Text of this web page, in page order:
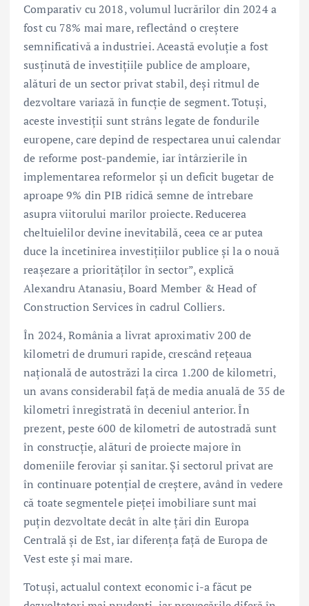
Comparativ cu 2018, volumul lucrărilor din 2024 a
fost cu 78% mai mare, reflectând o creștere
semnificativă a industriei. Această evoluție a fost
susținută de investițiile publice de amploare,
alături de un sector privat stabil, deși ritmul de
dezvoltare variază în funcție de segment. Totuși,
aceste investiții sunt strâns legate de fondurile
europene, care depind de respectarea unui calendar
de reforme post-pandemie, iar întârzierile în
implementarea reformelor și un deficit bugetar de
aproape 9% din PIB ridică semne de întrebare
asupra viitorului marilor proiecte. Reducerea
cheltuielilor devine inevitabilă, ceea ce ar putea
duce la încetinirea investițiilor publice și la o nouă
reașezare a priorităților în sector”, explică
Alexandru Atanasiu, Board Member & Head of
Construction Services în cadrul Colliers.
În 2024, România a livrat aproximativ 200 de
kilometri de drumuri rapide, crescând rețeaua
națională de autostrăzi la circa 1.200 de kilometri,
un avans considerabil față de media anuală de 35 de
kilometri înregistrată în deceniul anterior. În
prezent, peste 600 de kilometri de autostradă sunt
în construcție, alături de proiecte majore în
domeniile feroviar și sanitar. Și sectorul privat are
în continuare potențial de creștere, având în vedere
că toate segmentele pieței imobiliare sunt mai
puțin dezvoltate decât în alte țări din Europa
Centrală și de Est, iar diferența față de Europa de
Vest este și mai mare.
Totuși, actualul context economic i-a făcut pe